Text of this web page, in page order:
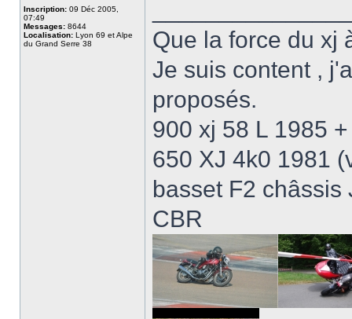
Inscription: 09 Déc 2005,
07:49
Messages: 8644
Localisation: Lyon 69 et Alpe
du Grand Serre 38
Que la force du xj
Je suis content ,
proposés.
900 xj 58 L 1985
650 XJ 4k0 1981
basset F2
CBR